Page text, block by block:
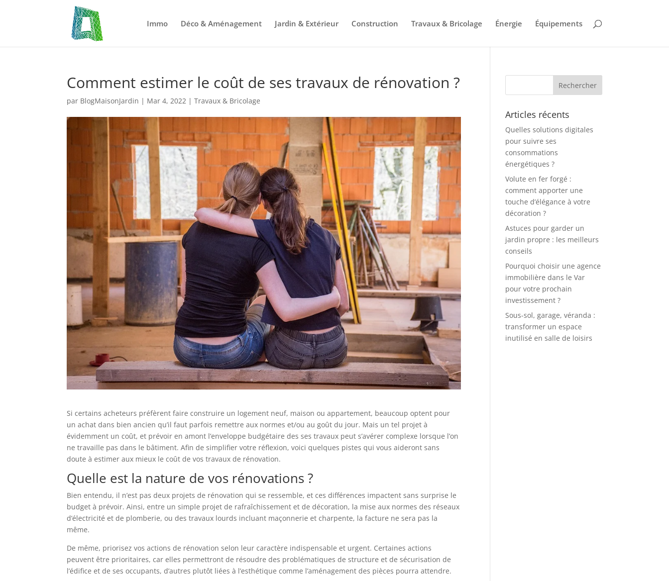
Immo Déco & Aménagement Jardin & Extérieur Construction Travaux & Bricolage Énergie Équipements
Comment estimer le coût de ses travaux de rénovation ?
par BlogMaisonJardin | Mar 4, 2022 |Travaux & Bricolage
Si certains acheteurs préfèrent faire construire un logement neuf, maison ou appartement, beaucoup optent pour
un achat dans bien ancien qu’il faut parfois remettre aux normes et/ou au goût du jour. Mais un tel projet à
évidemment un coût, et prévoir en amont l’enveloppe budgétaire des ses travaux peut s’avérer complexe lorsque l’on
ne travaille pas dans le bâtiment. Afin de simplifier votre réflexion, voici quelques pistes qui vous aideront sans
doute à estimer aux mieux le coût de vos travaux de rénovation.
Quelle est la nature de vos rénovations ?
Bien entendu, il n’est pas deux projets de rénovation qui se ressemble, et ces différences impactent sans surprise le
budget à prévoir. Ainsi, entre un simple projet de rafraîchissement et de décoration, la mise aux normes des réseaux
d’électricité et de plomberie, ou des travaux lourds incluant maçonnerie et charpente, la facture ne sera pas la
même.
De même, priorisez vos actions de rénovation selon leur caractère indispensable et urgent. Certaines actions
peuvent être prioritaires, car elles permettront de résoudre des problématiques de structure et de sécurisation de
l’édifice et de ses occupants, d’autres plutôt liées à l’esthétique comme l’aménagement des pièces pourra attendre.
Articles récents
Quelles solutions digitales
pour suivre ses
consommations
énergétiques ?
Volute en fer forgé :
comment apporter une
touche d’élégance à votre
décoration ?
Astuces pour garder un
jardin propre : les meilleurs
conseils
Pourquoi choisir une agence
immobilière dans le Var
pour votre prochain
investissement ?
Sous-sol, garage, véranda :
transformer un espace
inutilisé en salle de loisirs